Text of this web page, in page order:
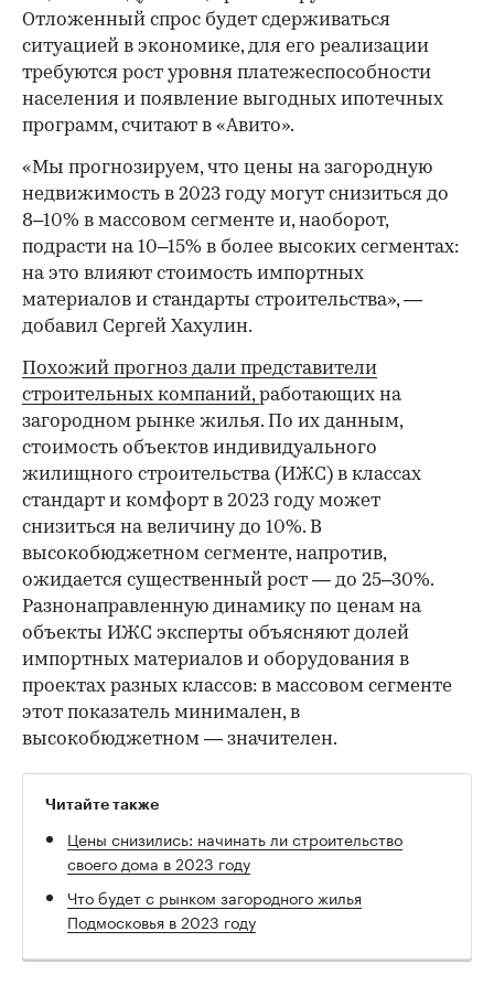
Отложенный спрос будет сдерживаться
ситуацией в экономике, для его реализации
требуются рост уровня платежеспособности
населения и появление выгодных ипотечных
программ, считают в «Авито».
«Мы прогнозируем, что цены на загородную
недвижимость в 2023 году могут снизиться до
8–10% в массовом сегменте и, наоборот,
подрасти на 10–15% в более высоких сегментах:
на это влияют стоимость импортных
материалов и стандарты строительства», —
добавил Сергей Хахулин.
Похожий прогноз дали представители
строительных компаний,работающих на
загородном рынке жилья. По их данным,
стоимость объектов индивидуального
жилищного строительства (ИЖС) в классах
стандарт и комфорт в 2023 году может
снизиться на величину до 10%. В
высокобюджетном сегменте, напротив,
ожидается существенный рост — до 25–30%.
Разнонаправленную динамику по ценам на
объекты ИЖС эксперты объясняют долей
импортных материалов и оборудования в
проектах разных классов: в массовом сегменте
этот показатель минимален, в
высокобюджетном — значителен.
Читайте также
Цены снизились: начинать ли строительство
своего дома в 2023 году
Что будет с рынком загородного жилья
Подмосковья в 2023 году